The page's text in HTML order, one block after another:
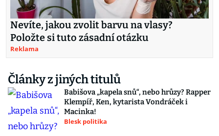
Nevíte, jakou zvolit barvu na vlasy?
Položte si tuto zásadní otázku
Reklama
Články z jiných titulů
Babišova „kapela snů“, nebo hrůzy? Rapper
Klempíř, Ken, kytarista Vondráček i
Macinka!
Blesk politika